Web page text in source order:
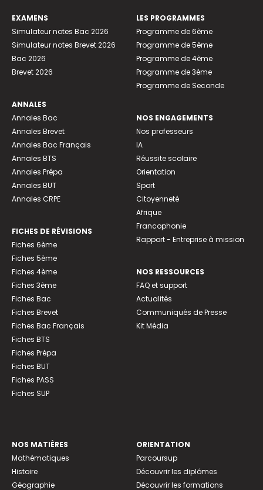
EXAMENS
Simulateur notes Bac 2026
Simulateur notes Brevet 2026
Bac 2026
Brevet 2026
ANNALES
Annales Bac
Annales Brevet
Annales Bac Français
Annales BTS
Annales Prépa
Annales BUT
Annales CRPE
FICHES DE RÉVISIONS
Fiches 6ème
Fiches 5ème
Fiches 4ème
Fiches 3ème
Fiches Bac
Fiches Brevet
Fiches Bac Français
Fiches BTS
Fiches Prépa
Fiches BUT
Fiches PASS
Fiches SUP
LES PROGRAMMES
Programme de 6ème
Programme de 5ème
Programme de 4ème
Programme de 3ème
Programme de Seconde
NOS ENGAGEMENTS
Nos professeurs
IA
Réussite scolaire
Orientation
Sport
Citoyenneté
Afrique
Francophonie
Rapport - Entreprise à mission
NOS RESSOURCES
FAQ et support
Actualités
Communiqués de Presse
Kit Média
NOS MATIÈRES
Mathématiques
Histoire
Géographie
ORIENTATION
Parcoursup
Découvrir les diplômes
Découvrir les formations